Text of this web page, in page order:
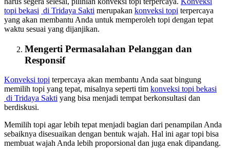
topi bekasi di Tridaya Sakti merupakan konveksi topi terpercaya
yang akan membantu Anda untuk memperoleh topi dengan tepat
waktu sesuai yang dijanjikan.
Mengerti Permasalahan Pelanggan dan
Responsif
Konveksi topi terpercaya akan membantu Anda saat bingung
memilih topi yang tepat, misalnya seperti tim konveksi topi bekasi
di Tridaya Sakti yang bisa menjadi tempat berkonsultasi dan
berdiskusi.
Memilih topi agar lebih tepat menjadi bagian dari penampilan Anda
sebaiknya disesuaikan dengan bentuk wajah. Hal ini agar topi bisa
membuat wajah Anda lebih proporsional dan juga enak dipandang.